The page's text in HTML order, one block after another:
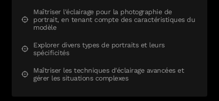
Maîtriser l'éclairage pour la photographie de
portrait, en tenant compte des caractéristiques du
modèle
Explorer divers types de portraits et leurs
spécificités
Maîtriser les techniques d'éclairage avancées et
gérer les situations complexes